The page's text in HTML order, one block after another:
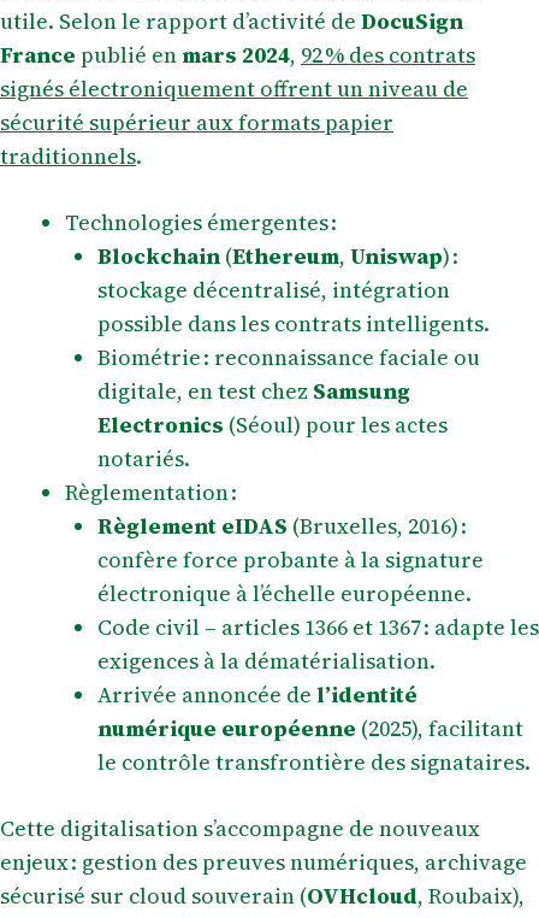
utile. Selon le rapport d’activité de DocuSign
France publié enmars 2024, 92 % des contrats
signés électroniquement offrent un niveau de
sécurité supérieur aux formats papier
traditionnels.
Technologies émergentes :
Blockchain (Ethereum, Uniswap) :
stockage décentralisé, intégration
possible dans les contrats intelligents.
Biométrie : reconnaissance faciale ou
digitale, en test chez Samsung
Electronics (Séoul) pour les actes
notariés.
Règlementation :
Règlement eIDAS (Bruxelles, 2016) :
confère force probante à la signature
électronique à l’échelle européenne.
Code civil – articles 1366 et 1367 : adapte les
exigences à la dématérialisation.
Arrivée annoncée de l’identité
numérique européenne (2025), facilitant
le contrôle transfrontière des signataires.
Cette digitalisation s’accompagne de nouveaux
enjeux : gestion des preuves numériques, archivage
sécurisé sur cloud souverain (OVHcloud, Roubaix),